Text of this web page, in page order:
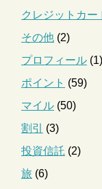
クレジットカー
その他 (2)
プロフィール (1)
ポイント (59)
マイル (50)
割引
(3)
投資信託 (2)
旅 (6)